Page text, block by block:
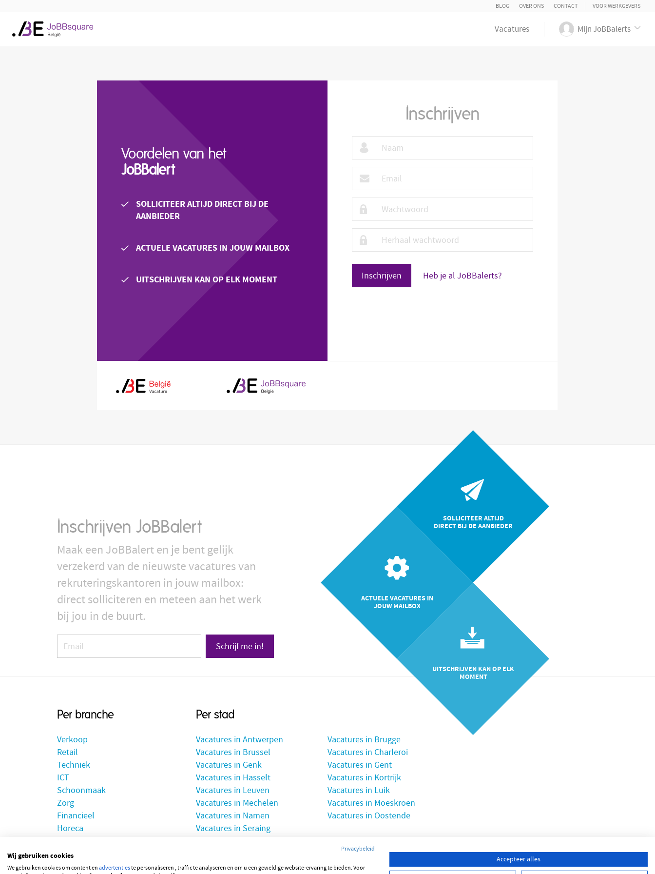
BLOG OVER ONS CONTACT VOOR WERKGEVERS
Vacatures Mijn JoBBalerts
Voordelen van het
JoBBalert
SOLLICITEER ALTIJD DIRECT BIJ DE
AANBIEDER
ACTUELE VACATURES IN JOUW MAILBOX
UITSCHRIJVEN KAN OP ELK MOMENT
Inschrijven
Heb je al JoBBalerts?
Inschrijven JoBBalert
Maak een JoBBalert en je bent gelijk
verzekerd van de nieuwste vacatures van
rekruteringskantoren in jouw mailbox:
direct solliciteren en meteen aan het werk
bij jou in de buurt.
SOLLICITEER ALTIJD
DIRECT BIJ DE AANBIEDER
ACTUELE VACATURES IN
JOUW MAILBOX
UITSCHRIJVEN KAN OP ELK
MOMENT
Schrijf me in!
Per branche
Verkoop
Retail
Techniek
ICT
Schoonmaak
Zorg
Financieel
Horeca
Per stad
Vacatures in Antwerpen
Vacatures in Brugge
Vacatures in Brussel
Vacatures in Charleroi
Vacatures in Genk
Vacatures in Gent
Vacatures in Hasselt
Vacatures in Kortrijk
Vacatures in Leuven
Vacatures in Luik
Vacatures in Mechelen
Vacatures in Moeskroen
Vacatures in Namen
Vacatures in Oostende
Vacatures in Seraing
Privacybeleid
Wij gebruiken cookies
We gebruiken cookies om content en advertentieste personaliseren , traffic te analyseren en om u een geweldige website-ervaring te bieden. Voor
Accepteer alles